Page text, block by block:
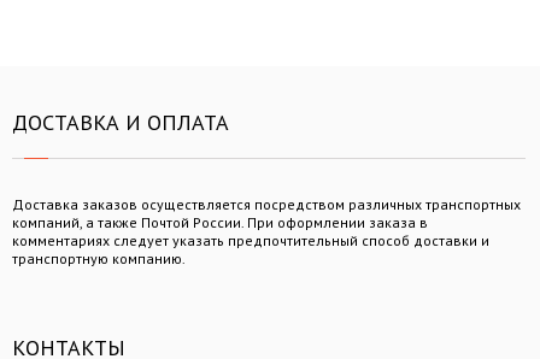
ДОСТАВКА И ОПЛАТА
Доставка заказов осуществляется посредством различных транспортных
компаний, а также Почтой России. При оформлении заказа в
комментариях следует указать предпочтительный способ доставки и
транспортную компанию.
КОНТАКТЫ